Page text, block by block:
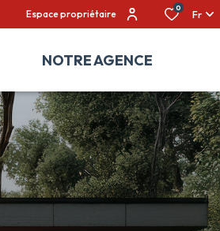
Espace propriétaire
0 Fr
NOTRE AGENCE